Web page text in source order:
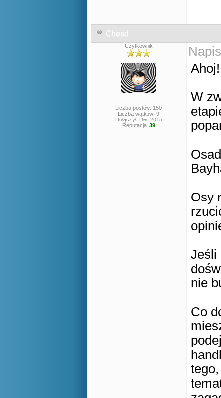
Chesd
Użytkownik
Liczba postów: 150
Liczba wątków: 9
Dołączył: Dec 2015
Reputacja: 39
Ahoj!
W
Osy
Jeśli
nie
Co